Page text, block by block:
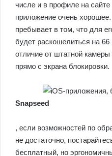
числе и в профиле на
приложение очень
пребывает в том, что для
будет раскошелиться на 66
отличие от штатной камеры
прямо с экрана блокировки.
Snapseed
, если возможностей по
не достаточно,
бесплатный, но